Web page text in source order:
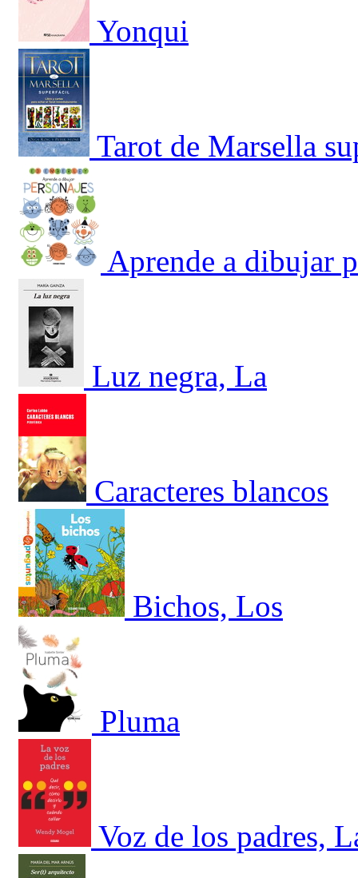
Yonqui
Tarot de Marsella
Aprende a dibujar
Luz negra, La
Caracteres blancos
Bichos, Los
Pluma
Voz de los padres,